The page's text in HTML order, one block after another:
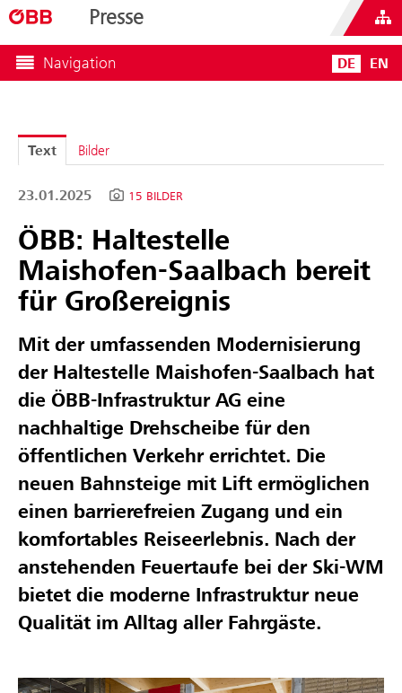
Presse
Navigation DE EN
Text Bilder
23.01.2025 15 BILDER
ÖBB: Haltestelle
Maishofen-Saalbach bereit
für Großereignis
Mit der umfassenden Modernisierung
der Haltestelle Maishofen-Saalbach hat
die ÖBB-Infrastruktur AG eine
nachhaltige Drehscheibe für den
öffentlichen Verkehr errichtet. Die
neuen Bahnsteige mit Lift ermöglichen
einen barrierefreien Zugang und ein
komfortables Reiseerlebnis. Nach der
anstehenden Feuertaufe bei der Ski-WM
bietet die moderne Infrastruktur neue
Qualität im Alltag aller Fahrgäste.